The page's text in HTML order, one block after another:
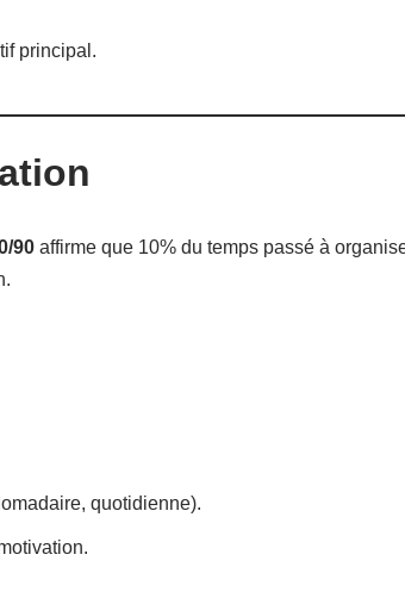
principal.
90 affirme que 10% du temps passé à
quotidienne).